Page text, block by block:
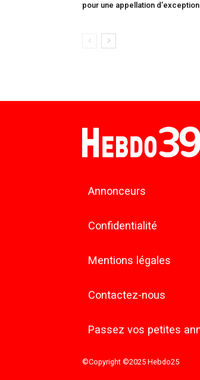
pour une appellation d’exception